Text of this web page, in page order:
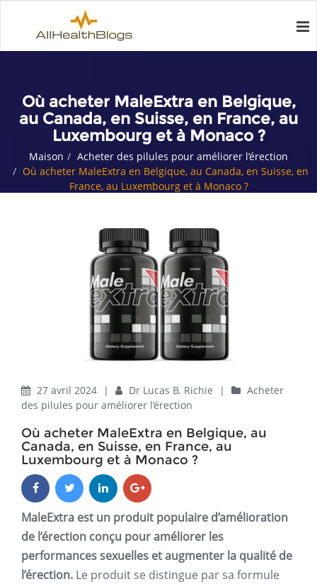
Où acheter MaleExtra en Belgique,
au Canada, en Suisse, en France, au
Luxembourg et à Monaco ?
Maison
Acheter des pilules pour améliorer l’érection
Où acheter MaleExtra en Belgique, au Canada, en Suisse, en
France, au Luxembourg et à Monaco ?
27 avril 2024 | Dr Lucas B. Richie |
Acheter
des pilules pour améliorer l’érection
Où acheter MaleExtra en Belgique, au
Canada, en Suisse, en France, au
Luxembourg et à Monaco ?
MaleExtra est un produit populaire d’amélioration
de l’érection conçu pour améliorer les
performances sexuelles et augmenter la qualité de
l’érection. Le produit se distingue par sa formule